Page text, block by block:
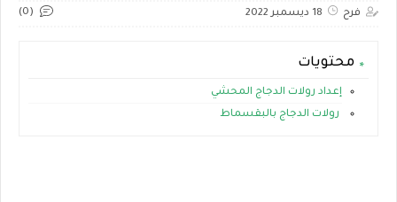
فرح 18 ديسمبر 2022 (0)
محتويات
إعداد رولات الدجاج المحشي
رولات الدجاج بالبقسماط